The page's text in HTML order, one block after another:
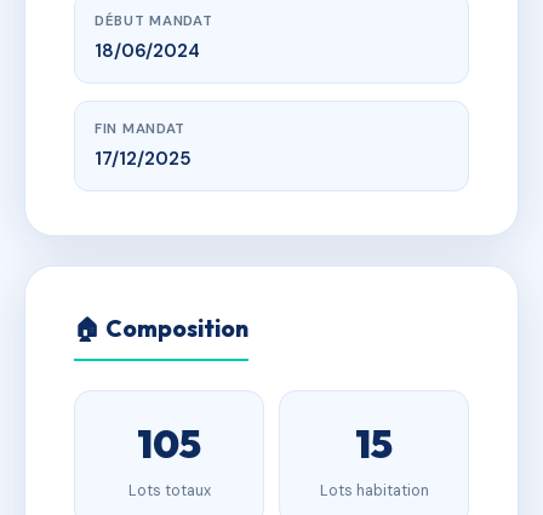
DÉBUT MANDAT
18/06/2024
FIN MANDAT
17/12/2025
🏠 Composition
105
Lots totaux
15
Lots habitation